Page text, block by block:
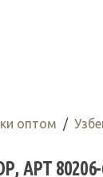
оптом
АРТ 80206-